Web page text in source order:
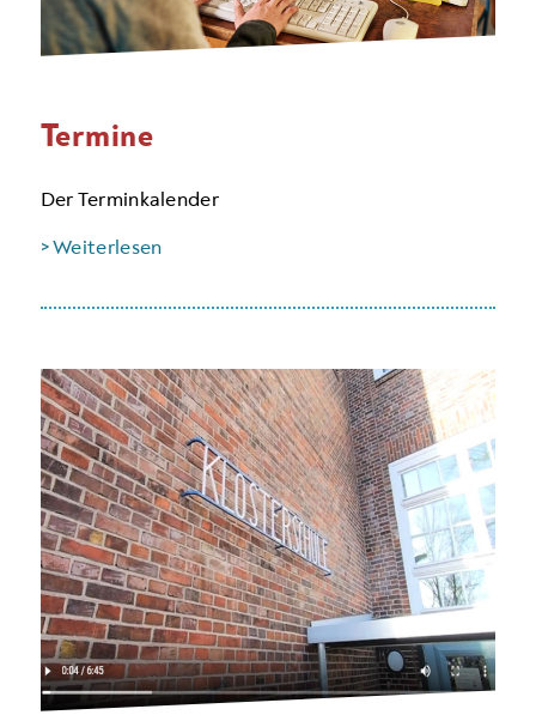
Termine
Der Terminkalender
> Weiterlesen